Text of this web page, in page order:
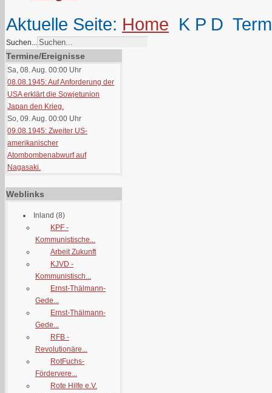
Aktuelle Seite: Home K P D
Suchen...
Termine/Ereignisse
Sa, 08. Aug. 00:00 Uhr
08.08.1945: Auf Anforderung der
USA erklärt die Sowjetunion
Japan den Krieg.
So, 09. Aug. 00:00 Uhr
09.08.1945: Zweiter US-
amerikanischer
Atombombenabwurf auf
Nagasaki.
Weblinks
Inland (8)
KPF -
Kommunistische...
Arbeit Zukunft
KJVD -
Kommunistisch...
Ernst-Thälmann-
Gede...
Ernst-Thälmann-
Gede...
RFB -
Revolutionäre...
RotFuchs-
Fördervere...
Rote Hilfe e.V.